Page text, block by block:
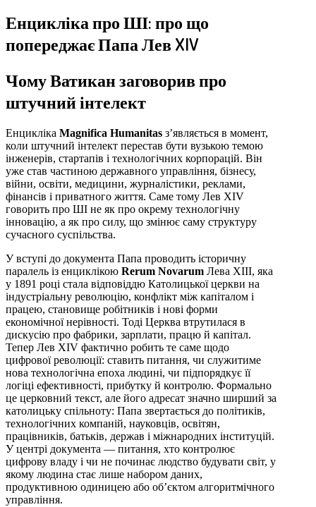
Енцикліка про ШІ: про що
попереджає Папа Лев XIV
Чому Ватикан заговорив про
штучний інтелект
Енцикліка Magnifica Humanitas з’являється в момент,
коли штучний інтелект перестав бути вузькою темою
інженерів, стартапів і технологічних корпорацій. Він
уже став частиною державного управління, бізнесу,
війни, освіти, медицини, журналістики, реклами,
фінансів і приватного життя. Саме тому Лев XIV
говорить про ШІ не як про окрему технологічну
інновацію, а як про силу, що змінює саму структуру
сучасного суспільства.
У вступі до документа Папа проводить історичну
паралель із енциклікою Rerum Novarum Лева XIII, яка
у 1891 році стала відповіддю Католицької церкви на
індустріальну революцію, конфлікт між капіталом і
працею, становище робітників і нові форми
економічної нерівності. Тоді Церква втрутилася в
дискусію про фабрики, зарплати, працю й капітал.
Тепер Лев XIV фактично робить те саме щодо
цифрової революції: ставить питання, чи служитиме
нова технологічна епоха людині, чи підпорядкує її
логіці ефективності, прибутку й контролю. Формально
це церковний текст, але його адресат значно ширший за
католицьку спільноту: Папа звертається до політиків,
технологічних компаній, науковців, освітян,
працівників, батьків, держав і міжнародних інституцій.
У центрі документа — питання, хто контролює
цифрову владу і чи не починає людство будувати світ, у
якому людина стає лише набором даних,
продуктивною одиницею або об’єктом алгоритмічного
управління.